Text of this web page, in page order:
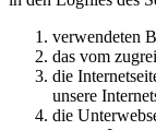
verwendeten
das vom
die
unsere
die